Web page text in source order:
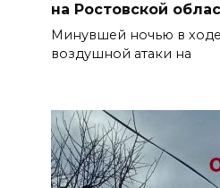
на Ростовской
Минувшей ночью в
воздушной атаки на